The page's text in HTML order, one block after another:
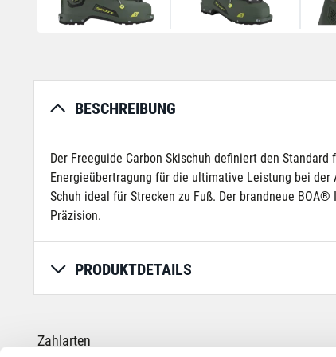
BESCHREIBUNG
Der Freeguide Carbon Skischuh definiert den
Energieübertragung für die ultimative Leistung bei
Schuh ideal für Strecken zu Fuß. Der brandneue
Präzision.
PRODUKTDETAILS
Zahlarten